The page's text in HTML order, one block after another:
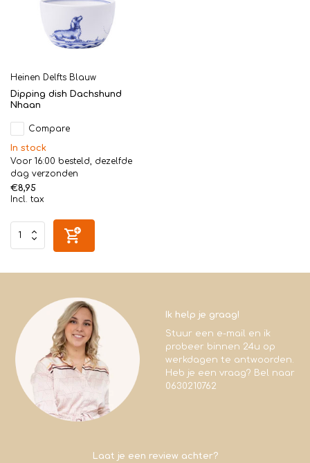
Heinen Delfts Blauw
Dipping dish Dachshund
Nhaan
Compare
In stock
Voor 16:00 besteld, dezelfde
dag verzonden
€8,95
Incl. tax
Ik help je graag!
Stuur een e-mail en ik
probeer binnen 24u op
werkdagen te antwoorden.
Heb je een vraag? Bel naar
0630210762
Laat je een review achter?